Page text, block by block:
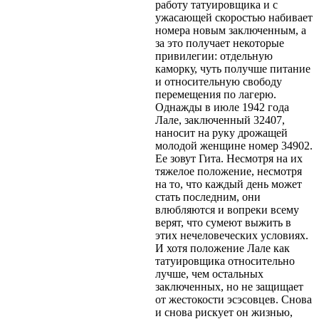
работу татуировщика и с
ужасающей скоростью набивает
номера новым заключенным, а
за это получает некоторые
привилегии: отдельную
каморку, чуть получше питание
и относительную свободу
перемещения по лагерю.
Однажды в июле 1942 года
Лале, заключенный 32407,
наносит на руку дрожащей
молодой женщине номер 34902.
Ее зовут Гита. Несмотря на их
тяжелое положение, несмотря
на то, что каждый день может
стать последним, они
влюбляются и вопреки всему
верят, что сумеют выжить в
этих нечеловеческих условиях.
И хотя положение Лале как
татуировщика относительно
лучше, чем остальных
заключенных, но не защищает
от жестокости эсэсовцев. Снова
и снова рискует он жизнью,